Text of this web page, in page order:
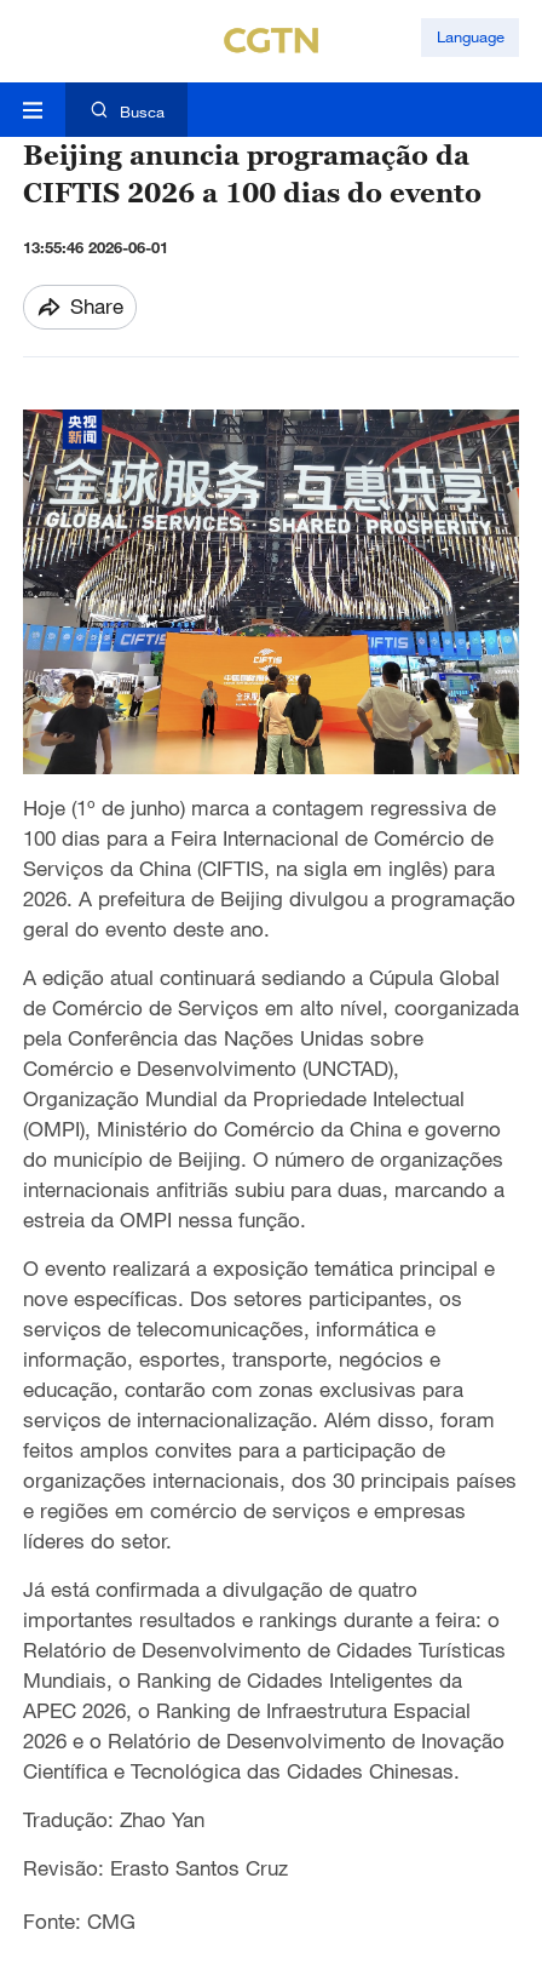
Language
Busca
Beijing anuncia programação da
CIFTIS 2026 a 100 dias do evento
13:55:46 2026-06-01
Share
Hoje (1º de junho) marca a contagem regressiva de
100 dias para a Feira Internacional de Comércio de
Serviços da China (CIFTIS, na sigla em inglês) para
2026. A prefeitura de Beijing divulgou a programação
geral do evento deste ano.
A edição atual continuará sediando a Cúpula Global
de Comércio de Serviços em alto nível, coorganizada
pela Conferência das Nações Unidas sobre
Comércio e Desenvolvimento (UNCTAD),
Organização Mundial da Propriedade Intelectual
(OMPI), Ministério do Comércio da China e governo
do município de Beijing. O número de organizações
internacionais anfitriãs subiu para duas, marcando a
estreia da OMPI nessa função.
O evento realizará a exposição temática principal e
nove específicas. Dos setores participantes, os
serviços de telecomunicações, informática e
informação, esportes, transporte, negócios e
educação, contarão com zonas exclusivas para
serviços de internacionalização. Além disso, foram
feitos amplos convites para a participação de
organizações internacionais, dos 30 principais países
e regiões em comércio de serviços e empresas
líderes do setor.
Já está confirmada a divulgação de quatro
importantes resultados e rankings durante a feira: o
Relatório de Desenvolvimento de Cidades Turísticas
Mundiais, o Ranking de Cidades Inteligentes da
APEC 2026, o Ranking de Infraestrutura Espacial
2026 e o Relatório de Desenvolvimento de Inovação
Científica e Tecnológica das Cidades Chinesas.
Tradução: Zhao Yan
Revisão: Erasto Santos Cruz
Fonte: CMG